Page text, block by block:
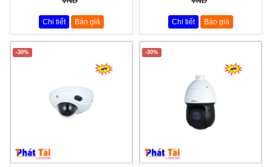
Chi tiết Báo giá Chi tiết Báo giá
-30% -30%